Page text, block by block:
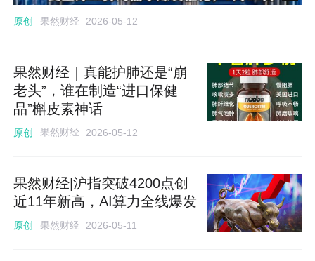
原创 果然财经 2026-05-12
果然财经｜真能护肺还是“崩
老头”，谁在制造“进口保健
品”槲皮素神话
原创 果然财经 2026-05-12
果然财经|沪指突破4200点创
近11年新高，AI算力全线爆发
原创 果然财经 2026-05-11